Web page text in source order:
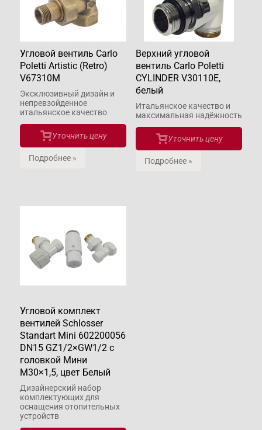
Угловой вентиль Carlo
Poletti Artistic (Retro)
V67310M
Эксклюзивный дизайн и
непревзойденное
итальянское качество
Уточнить цену
Подробнее »
Верхний угловой
вентиль Carlo Poletti
CYLINDER V30110E,
белый
Итальянское качество и
макcимальная надёжность
Уточнить цену
Подробнее »
Угловой комплект
вентилей Schlosser
Standart Mini 602200056
DN15 GZ1/2×GW1/2 c
головкой Мини
М30×1,5, цвет Белый
Дизайнерский набор
комплектующих для
оснащения отопительных
устройств